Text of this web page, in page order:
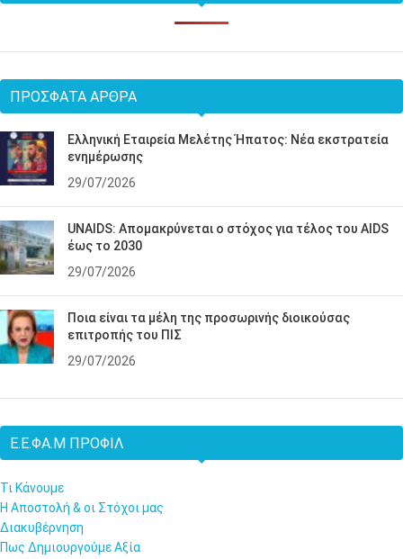
ΠΡΌΣΦΑΤΑ ΆΡΘΡΑ
Ελληνική Εταιρεία Μελέτης Ήπατος: Νέα εκστρατεία
ενημέρωσης
29/07/2026
UNAIDS: Απομακρύνεται ο στόχος για τέλος του AIDS
έως το 2030
29/07/2026
Ποια είναι τα μέλη της προσωρινής διοικούσας
επιτροπής του ΠΙΣ
29/07/2026
Ε.Ε.ΦΑ.Μ ΠΡΟΦΊΛ
Τι Κάνουμε
Η Αποστολή & οι Στόχοι μας
Διακυβέρνηση
Πως Δημιουργούμε Αξία